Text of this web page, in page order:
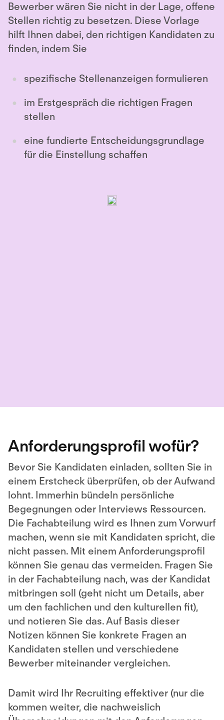
Bewerber wären Sie nicht in der Lage, offene
Stellen richtig zu besetzen. Diese Vorlage
hilft Ihnen dabei, den richtigen Kandidaten zu
finden, indem Sie
spezifische Stellenanzeigen formulieren
im Erstgespräch die richtigen Fragen
stellen
eine fundierte Entscheidungsgrundlage
für die Einstellung schaffen
Anforderungsprofil wofür?
Bevor Sie Kandidaten einladen, sollten Sie in
einem Erstcheck überprüfen, ob der Aufwand
lohnt. Immerhin bündeln persönliche
Begegnungen oder Interviews Ressourcen.
Die Fachabteilung wird es Ihnen zum Vorwurf
machen, wenn sie mit Kandidaten spricht, die
nicht passen. Mit einem Anforderungsprofil
können Sie genau das vermeiden. Fragen Sie
in der Fachabteilung nach, was der Kandidat
mitbringen soll (geht nicht um Details, aber
um den fachlichen und den kulturellen fit),
und notieren Sie das. Auf Basis dieser
Notizen können Sie konkrete Fragen an
Kandidaten stellen und verschiedene
Bewerber miteinander vergleichen.
Damit wird Ihr Recruiting effektiver (nur die
kommen weiter, die nachweislich